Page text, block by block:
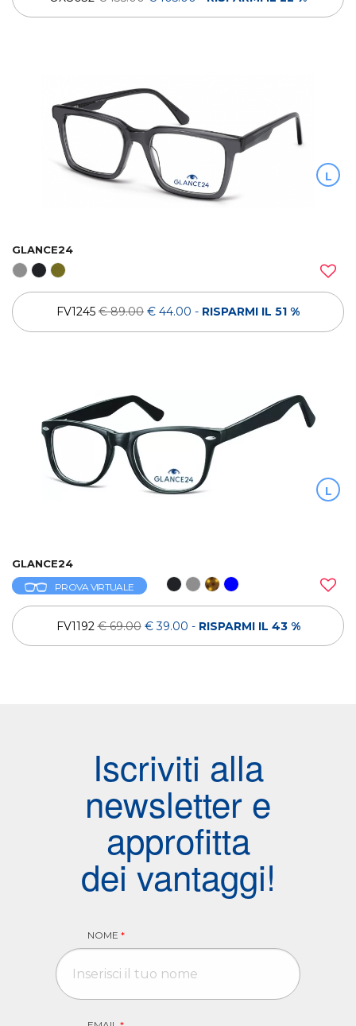
L
GLANCE24
FV1245 € 89.00 € 44.00 - RISPARMI IL 51 %
L
GLANCE24
PROVA VIRTUALE
FV1192€ 69.00 € 39.00 - RISPARMI IL 43 %
Iscriviti alla
newsletter e
approfitta
dei vantaggi!
NOME *